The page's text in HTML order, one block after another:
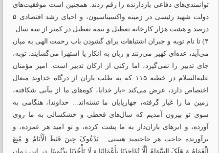
توانمندی‌های دفاعی بازدارنده را رقم زدند. همچنین است موفقیت‌های
دولت شهید رئیسی در زمینه واکسیناسیون، و احیای رشد اقتصادی ۵
درصد و هشت هزار کارخانه تعطیل و نیمه تعطیل در کمتر از سه سال.
۴) تا نام توبه و جبران اشتباهات برای گشودن باب رحمت الهی به میان
می‌آید، عده‌ای کهیر می‌زنند و زبان به انکار یا استهزا می‌گشایند. توبه،
جای تدبیر را نمی‌گیرد، اما رکنی از ارکان تدبیر است. امیر مؤمنان
علیه‌السلام در خطبه ۱۱۵ که به طلب باران از درگاه خداوند متعال
اختصاص دارد، عرض می‌کند «بار خدایا، کوه‌هاى ما از بىآبى شکافته،
زمین ما را غبار گرفته، چهارپایان ما تشنه‌اند... خداوندا، هنگامی به
سوى تو بیرون آمدیم که سال‌هاى قحطى و خشکسالى به ما روی
آورده، و ابرهاى باران‌دار به ما پشت کرده، و تو امید هر غمزده‌، و
برآورنده حاجت هر حاجتمند هستی... نَدْعُوکَ حِینَ قَنَطَ الْأَنَامُ وَ مُنِعَ
الْغَمَامُ وَ هَلَکَ السَّوَامُ أَلَّا تُؤَاخِذَنَا بِأَعْمَالِنَا وَ لَا تَأْخُذَنَا بِذُنُوبِنَا. در این زمان